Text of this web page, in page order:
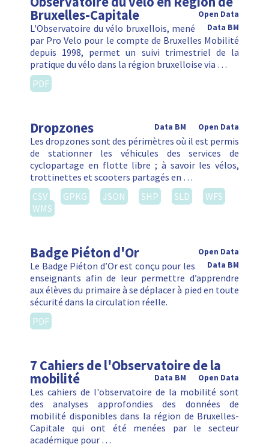
Bruxelles-Capitale
Open Data
Data BM
L'Observatoire du vélo bruxellois, mené
par Pro Velo pour le compte de Bruxelles Mobilité
depuis 1998, permet un suivi trimestriel de la
pratique du vélo dans la région bruxelloise via …
PDF
Dropzones Open Data
Data BM
Les dropzones sont des périmètres où il est permis
de stationner les véhicules des services de
cyclopartage en flotte libre ; à savoir les vélos,
trottinettes et scooters partagés en …
CSV
GPKG JSON SHP SLD
WFS
WMS
Badge Piéton d'Or
Open Data
Data BM
Le Badge Piéton d’Or est conçu pour les
enseignants afin de leur permettre d’apprendre
aux élèves du primaire à se déplacer à pied en toute
sécurité dans la circulation réelle.
PDF
7 Cahiers de l'Observatoire de la
mobilité Open Data
Data BM
Les cahiers de l'observatoire de la mobilité sont
des analyses approfondies des données de
mobilité disponibles dans la région de Bruxelles-
Capitale qui ont été menées par le secteur
académique pour …